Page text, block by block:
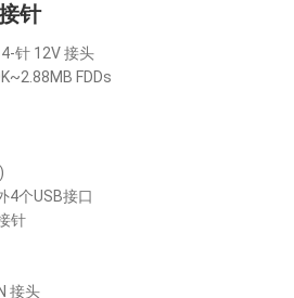
针
针 12V 接头
FDDs
4个USB接口
针
接头